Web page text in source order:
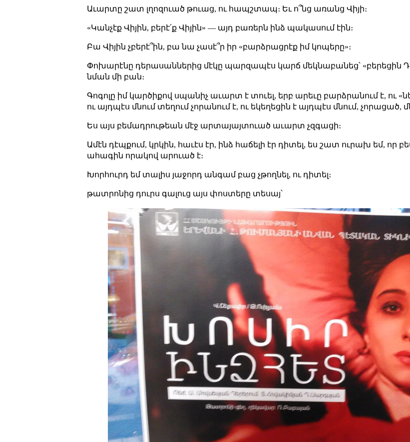
Աւարտը շատ լղոզուած թուաց, ու հապշտապ։ Եւ ո՞նց առանց Վիյի։
«Կանչէք Վիյին, բերէ՛ք Վիյին» — այդ բառերն ինձ պակասում էին։
Բա Վիյին չբերէ՞ին, բա նա չասէ՞ր իր «բարձրացրէք իմ կոպերը»։
Փոխարէնը դերասաններից մէկը պարզապէս կարճ մեկնաբանեց՝ «բերեցին
նման մի բան։
Գոգոլը իմ կարծիքով սպանիչ աւարտ է տուել, երբ արեւը բարձրանում է, ու
ու այդպէս մնում տեղում չորանում է, ու եկեղեցին է այդպէս մնում, չորացած,
Ես այս բեմադրութեան մէջ արտայայտուած աւարտ չզգացի։
Ամէն դէպքում, կրկին, հաւէս էր, ինձ հաճելի էր դիտել, ես շատ ուրախ եմ, որ
ահագին որակով արուած է։
Խորհուրդ եմ տալիս յաջորդ անգամ բաց չթողնել, ու դիտել։
թատրոնից դուրս գալուց այս փոստերը տեսայ՝